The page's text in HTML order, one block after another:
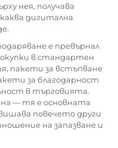
нея, получава
дигитална
е превърнал
в стандартен
пакети за встъпване
за благодарност
в търговията.
— тя е основната
повечето други
на запазване и